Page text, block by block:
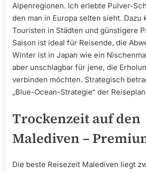
Alpenregionen. Ich erlebte Pulver-
den man in Europa selten sieht. Dazu
Touristen in Städten und günstigere
Saison ist ideal für Reisende, die
Winter ist in Japan wie ein
aber unschlagbar für jene, die
verbinden möchten. Strategisch
„Blue-Ocean-Strategie“ der
Trockenzeit auf den
Malediven –
Die beste Reisezeit Malediven liegt